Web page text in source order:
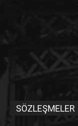
SÖZLEŞMELER